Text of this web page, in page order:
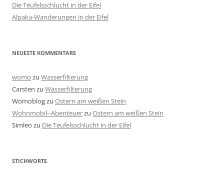
Die Teufelsschlucht in der Eifel
Alpaka-Wanderungen in der Eifel
NEUESTE KOMMENTARE
womo zu Wasserfilterung
Carsten zu Wasserfilterung
Womoblogzu Ostern am weißen Stein
Wohnmobil--Abenteuerzu Ostern am weißen Stein
Simleo zu Die Teufelsschlucht in der Eifel
STICHWORTE